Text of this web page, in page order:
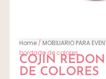
Home / MOBILIARIO PARA
bordado de colores
COJÍN
DE COLORES